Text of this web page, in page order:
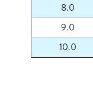
8.0
9.0
10.0